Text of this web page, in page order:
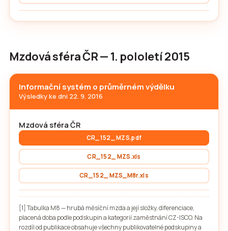
Mzdová sféra ČR — 1. pololetí 2015
Informační systém o průměrném výdělku
Výsledky ke dni 22. 9. 2016
Mzdová sféra ČR
CR_152_ MZS.pdf
CR_152_ MZS.xls
CR_152_ MZS_M8r.xls
[1] Tabulka M8 — hrubá měsíční mzda a její složky, diferenciace,
placená doba podle podskupin a kategorií zaměstnání CZ-ISCO. Na
rozdíl od publikace obsahuje všechny publikovatelné podskupiny a